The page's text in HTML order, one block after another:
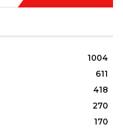
1004
611
418
270
170